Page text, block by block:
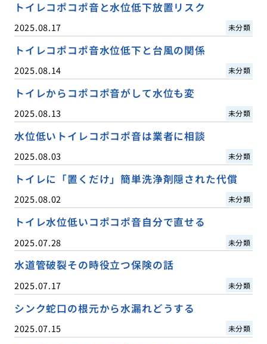
トイレコポコポ音と水位低下放置リスク
2025.08.17 未分類
トイレコポコポ音水位低下と台風の関係
2025.08.14 未分類
トイレからコポコポ音がして水位も変
2025.08.13 未分類
水位低いトイレコポコポ音は業者に相談
2025.08.03 未分類
トイレに「置くだけ」簡単洗浄剤隠された代償
2025.08.02 未分類
トイレ水位低いコポコポ音自分で直せる
2025.07.28 未分類
水道管破裂その時役立つ保険の話
2025.07.17 未分類
シンク蛇口の根元から水漏れどうする
2025.07.15 未分類